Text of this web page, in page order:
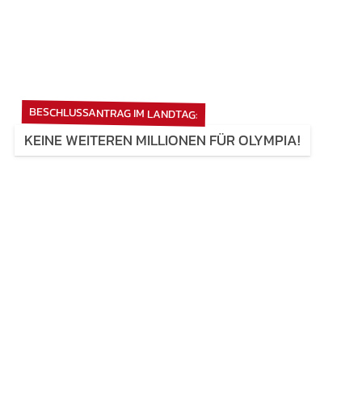
BESCHLUSSANTRAG IM LANDTAG:
KEINE WEITEREN MILLIONEN FÜR OLYMPIA!